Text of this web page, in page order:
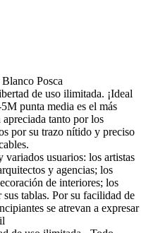
Posca
de uso ilimitada. ¡Ideal
punta media es el más
tanto por los
por su trazo nítido y preciso
usuarios: los artistas
y agencias; los
de interiores; los
tablas. Por su facilidad de
se atrevan a expresar